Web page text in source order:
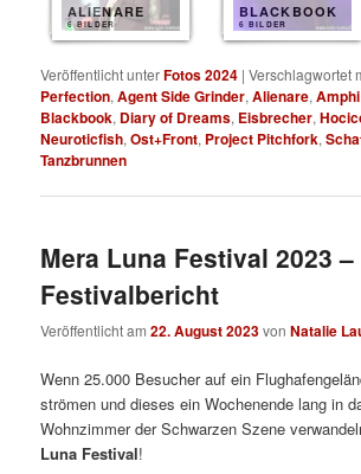
ALIENARE
6 BILDER
BLACKBOOK
6 BILDER
Veröffentlicht unterFotos 2024 |Verschlagwortet
Perfection,Agent Side Grinder,Alienare,
Blackbook, Diary of Dreams, Eisbrecher,
Neuroticfish,Ost+Front, Project Pitchfork,
Tanzbrunnen
Mera Luna Festival 2023 –
Festivalbericht
Veröffentlicht am22. August 2023vonNatalie
Wenn 25.000 Besucher auf ein
strömen und dieses ein Wochenende lang in
Wohnzimmer der Schwarzen Szene
Luna Festival!